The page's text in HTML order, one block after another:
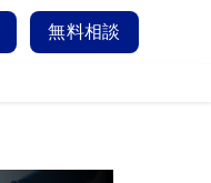
無料相談